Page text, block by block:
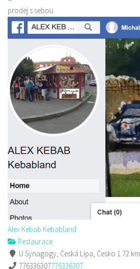
prodej s sebou
Alex Kebab Kebabland
Restaurace
U Synagogy, Česká Lípa, Česko 1.72 km
776336307776336307